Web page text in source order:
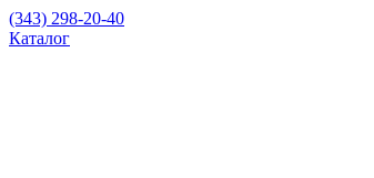
(343) 298-20-40
Каталог